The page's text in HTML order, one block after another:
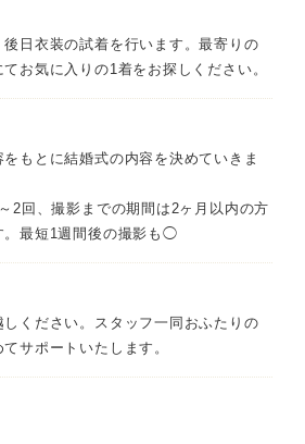
後日衣装の試着を行います。最寄りの
てお気に入りの1着をお探しください。
をもとに結婚式の内容を決めていきま
2回、撮影までの期間は2ヶ月以内の方
。最短1週間後の撮影も◯
ください。スタッフ一同おふたりの
サポートいたします。